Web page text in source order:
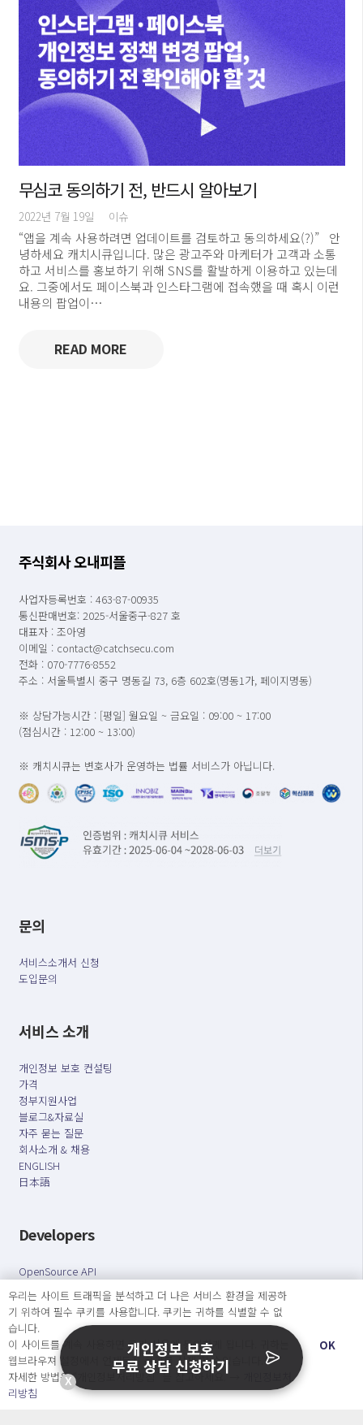
무심코 동의하기 전, 반드시 알아보기
2022년 7월 19일 이슈
“앱을 계속 사용하려면 업데이트를 검토하고 동의하세요(?)” 안
녕하세요 캐치시큐입니다. 많은 광고주와 마케터가 고객과 소통
하고 서비스를 홍보하기 위해 SNS를 활발하게 이용하고 있는데
요. 그중에서도 페이스북과 인스타그램에 접속했을 때 혹시 이런
내용의 팝업이…
READ MORE
주식회사 오내피플
사업자등록번호 : 463-87-00935
통신판매번호: 2025-서울중구-827 호
대표자 : 조아영
이메일 : contact@catchsecu.com
전화 : 070-7776-8552
주소 : 서울특별시 중구 명동길 73, 6층 602호(명동1가, 페이지명동)
※ 상담가능시간 : [평일] 월요일 ~ 금요일 : 09:00 ~ 17:00
(점심시간 : 12:00 ~ 13:00)
※ 캐치시큐는 변호사가 운영하는 법률 서비스가 아닙니다.
문의
서비스소개서 신청
도입문의
서비스 소개
개인정보 보호 컨설팅
가격
정부지원사업
블로그&자료실
자주 묻는 질문
회사소개 & 채용
ENGLISH
日本語
Developers
OpenSource API
오늘보다 더 나은 내일을 만드는 사람들
개인정보처리방침
○ 개인정보보호 컴플라이언스를 선도하겠습니다.
○ 정보주체의 권리를 보장하겠습니다.
○ 기업의 개인정보보호를 위한 효율적 관리를 보장하겠습니다.
우리는 사이트 트래픽을 분석하고 더 나은 서비스 환경을 제공하
기 위하여 필수 쿠키를 사용합니다. 쿠키는 귀하를 식별할 수 없
습니다.
이 사이트를 계속 사용하면 쿠키 사용에 동의하게 됩니다. 귀하는
웹브라우져 설정에서 언제든지 쿠키를 삭제 할 수있습니다.
자세한 방법은 “개인정보처리방침” 을 참고하세요. →
리방침
OK
X
개인정보 보호
무료 상담 신청하기